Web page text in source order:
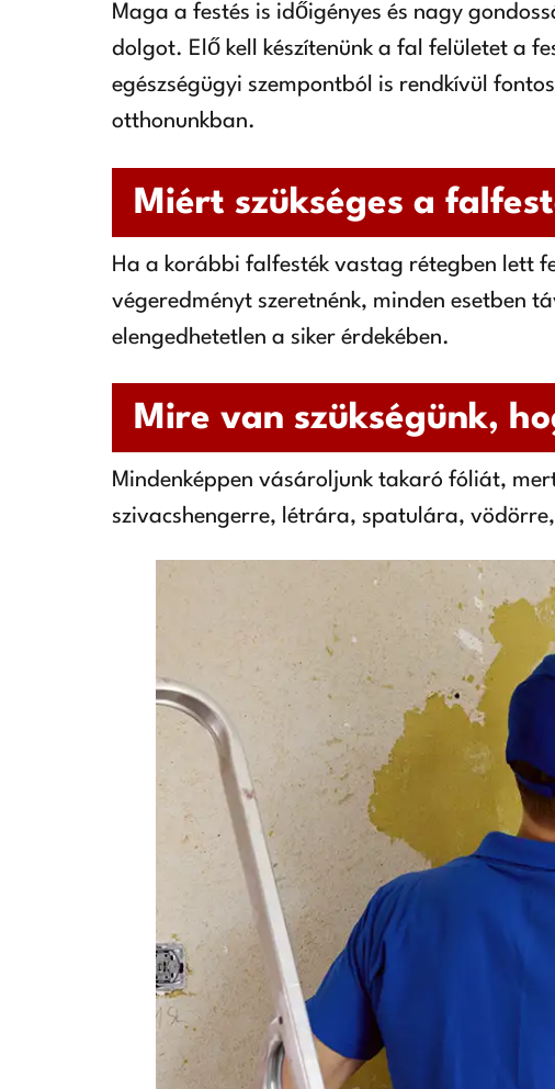
Maga a festés is időigényes és nagy
dolgot. Elő kell készítenünk a fal felületet a
egészségügyi szempontból is rendkívül
otthonunkban.
Miért szükséges a
Ha a korábbi falfesték vastag rétegben lett
végeredményt szeretnénk, minden esetben
elengedhetetlen a siker érdekében.
Mire van szükségünk,
Mindenképpen vásároljunk takaró fóliát,
szivacshengerre, létrára, spatulára,